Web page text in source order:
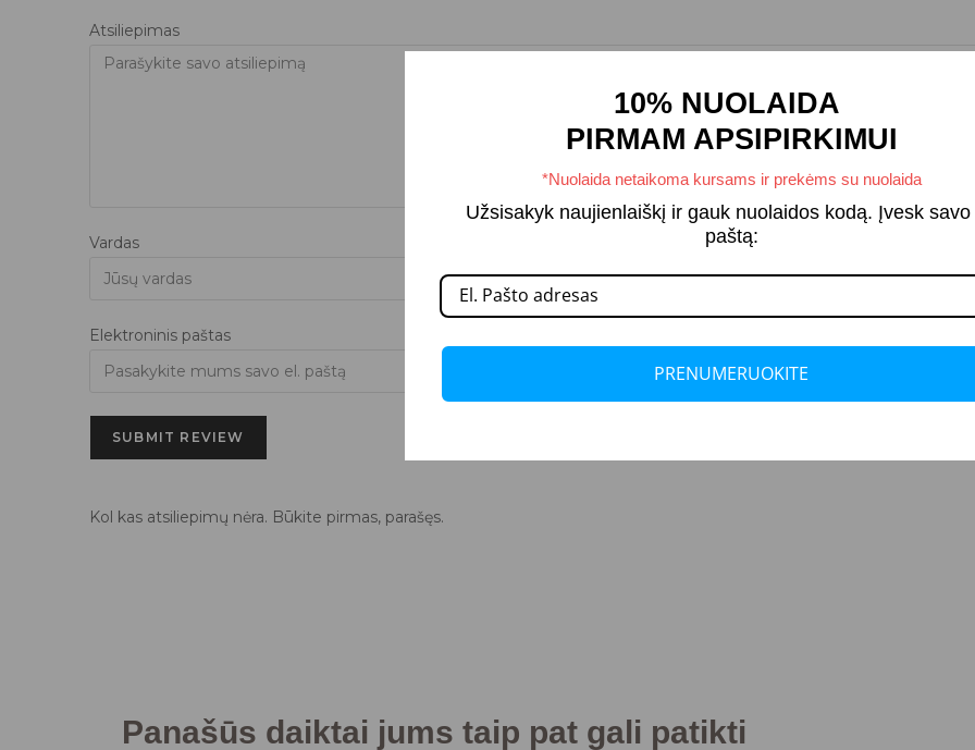
Atsiliepimas
Vardas
Elektroninis paštas
SUBMIT REVIEW
Kol kas atsiliepimų nėra. Būkite pirmas, parašęs.
Panašūs daiktai jums taip pat gali patikti
10% NUOLAIDA
PIRMAM APSIPIRKIMUI
*Nuolaida netaikoma kursams ir prekėms su nuolaida
Užsisakyk naujienlaiškį ir gauk nuolaidos kodą. Įvesk savo
paštą:
PRENUMERUOKITE